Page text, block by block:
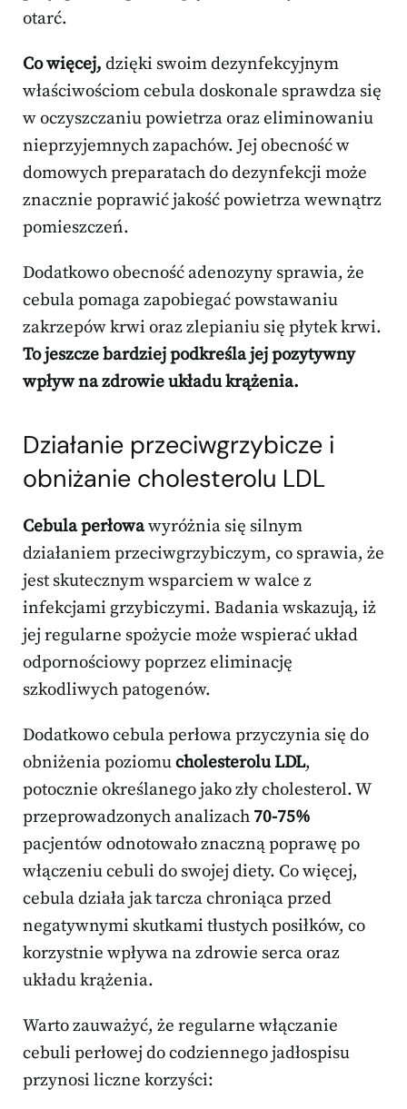
otarć.
Co więcej, dzięki swoim dezynfekcyjnym
właściwościom cebula doskonale sprawdza się
w oczyszczaniu powietrza oraz eliminowaniu
nieprzyjemnych zapachów. Jej obecność w
domowych preparatach do dezynfekcji może
znacznie poprawić jakość powietrza wewnątrz
pomieszczeń.
Dodatkowo obecność adenozyny sprawia, że
cebula pomaga zapobiegać powstawaniu
zakrzepów krwi oraz zlepianiu się płytek krwi.
To jeszcze bardziej podkreśla jej pozytywny
wpływ na zdrowie układu krążenia.
Działanie przeciwgrzybicze i
obniżanie cholesterolu LDL
Cebula perłowawyróżnia się silnym
działaniem przeciwgrzybiczym, co sprawia, że
jest skutecznym wsparciem w walce z
infekcjami grzybiczymi. Badania wskazują, iż
jej regularne spożycie może wspierać układ
odpornościowy poprzez eliminację
szkodliwych patogenów.
Dodatkowo cebula perłowa przyczynia się do
obniżenia poziomucholesterolu LDL,
potocznie określanego jako zły cholesterol. W
przeprowadzonych analizach 70-75%
pacjentów odnotowało znaczną poprawę po
włączeniu cebuli do swojej diety. Co więcej,
cebula działa jak tarcza chroniąca przed
negatywnymi skutkami tłustych posiłków, co
korzystnie wpływa na zdrowie serca oraz
układu krążenia.
Warto zauważyć, że regularne włączanie
cebuli perłowej do codziennego jadłospisu
przynosi liczne korzyści: